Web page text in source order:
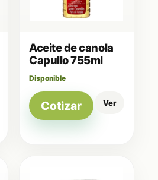
Aceite de canola
Capullo 755ml
Disponible
Cotizar Ver